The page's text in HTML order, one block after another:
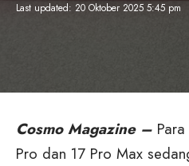
Last updated: 20 Oktober 2025 5:45 pm
Cosmo Magazine –
Pro dan 17 Pro Max